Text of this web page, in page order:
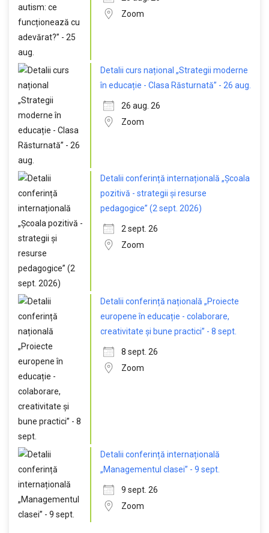
Zoom
Detalii curs național „Strategii moderne
în educație - Clasa Răsturnată” - 26 aug.
26 aug. 26
Zoom
Detalii conferință internațională „Școala
pozitivă - strategii și resurse
pedagogice” (2 sept. 2026)
2 sept. 26
Zoom
Detalii conferință națională „Proiecte
europene în educație - colaborare,
creativitate și bune practici” - 8 sept.
8 sept. 26
Zoom
Detalii conferință internațională
„Managementul clasei” - 9 sept.
9 sept. 26
Zoom